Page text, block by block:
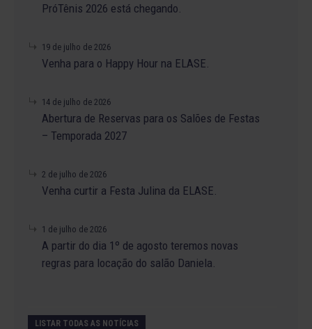
PróTênis 2026 está chegando.
19 de julho de 2026
Venha para o Happy Hour na ELASE.
14 de julho de 2026
Abertura de Reservas para os Salões de Festas
– Temporada 2027
2 de julho de 2026
Venha curtir a Festa Julina da ELASE.
1 de julho de 2026
A partir do dia 1º de agosto teremos novas
regras para locação do salão Daniela.
LISTAR TODAS AS NOTÍCIAS